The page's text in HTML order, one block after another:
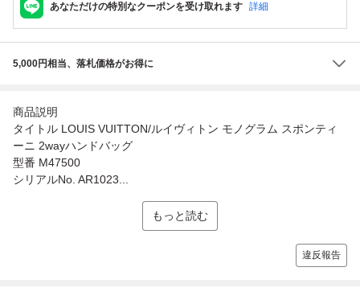
あなただけの特別なクーポンを受け取れます 詳細
5,000円相当、落札価格がお得に
商品説明
タイトル LOUIS VUITTON/ルイヴィトン モノグラム スポンティ
ーニ 2wayハンドバッグ
型番 M47500
シリアルNo. AR1023...
もっと読む
違反報告